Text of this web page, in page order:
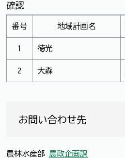
確認
番号 地域計画名
1 徳光
2 大森
お問い合わせ先
農林水産部 農政企画課